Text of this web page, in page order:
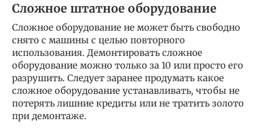
Сложное штатное оборудование
Сложное оборудование не может быть свободно
снято с машины с целью повторного
использования. Демонтировать сложное
оборудование можно только за 10 или просто его
разрушить. Следует заранее продумать какое
сложное оборудование устанавливать, чтобы не
потерять лишние кредиты или не тратить золото
при демонтаже.